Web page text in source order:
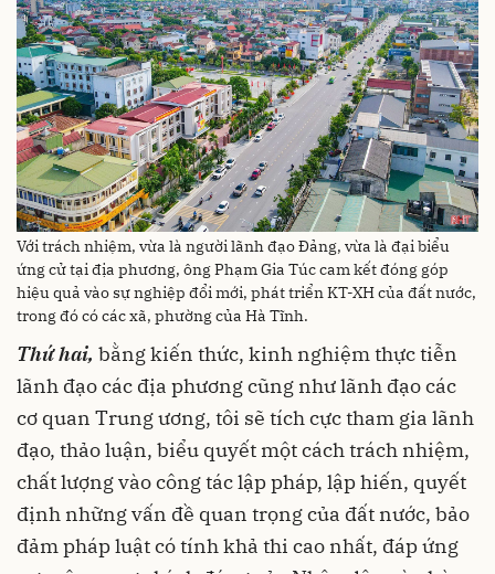
Với trách nhiệm, vừa là người lãnh đạo Đảng, vừa là đại biểu
ứng cử tại địa phương, ông Phạm Gia Túc cam kết đóng góp
hiệu quả vào sự nghiệp đổi mới, phát triển KT-XH của đất nước,
trong đó có các xã, phường của Hà Tĩnh.
Thứ hai, bằng kiến thức, kinh nghiệm thực tiễn
lãnh đạo các địa phương cũng như lãnh đạo các
cơ quan Trung ương, tôi sẽ tích cực tham gia lãnh
đạo, thảo luận, biểu quyết một cách trách nhiệm,
chất lượng vào công tác lập pháp, lập hiến, quyết
định những vấn đề quan trọng của đất nước, bảo
đảm pháp luật có tính khả thi cao nhất, đáp ứng